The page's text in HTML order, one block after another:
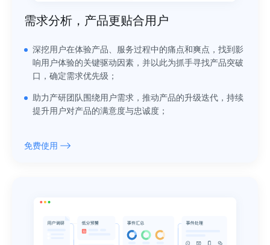
需求分析，产品更贴合用户
深挖用户在体验产品、服务过程中的痛点和爽点，找到影
响用户体验的关键驱动因素，并以此为抓手寻找产品突破
口，确定需求优先级；
助力产研团队围绕用户需求，推动产品的升级迭代，持续
提升用户对产品的满意度与忠诚度；
免费使用